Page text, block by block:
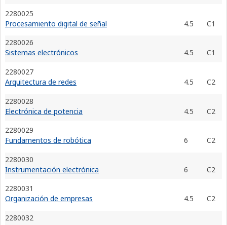
2280025
Procesamiento digital de señal
4.5
C1
2280026
Sistemas electrónicos
4.5
C1
2280027
Arquitectura de redes
4.5
C2
2280028
Electrónica de potencia
4.5
C2
2280029
Fundamentos de robótica
6
C2
2280030
Instrumentación electrónica
6
C2
2280031
Organización de empresas
4.5
C2
2280032